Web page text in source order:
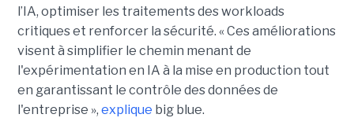
l’IA, optimiser les traitements des workloads
critiques et renforcer la sécurité. « Ces améliorations
visent à simplifier le chemin menant de
l'expérimentation en IA à la mise en production tout
en garantissant le contrôle des données de
l'entreprise », explique big blue.